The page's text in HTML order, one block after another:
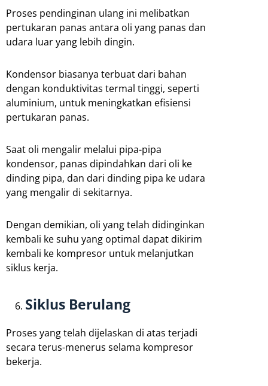
Proses pendinginan ulang ini melibatkan
pertukaran panas antara oli yang panas dan
udara luar yang lebih dingin.
Kondensor biasanya terbuat dari bahan
dengan konduktivitas termal tinggi, seperti
aluminium, untuk meningkatkan efisiensi
pertukaran panas.
Saat oli mengalir melalui pipa-pipa
kondensor, panas dipindahkan dari oli ke
dinding pipa, dan dari dinding pipa ke udara
yang mengalir di sekitarnya.
Dengan demikian, oli yang telah didinginkan
kembali ke suhu yang optimal dapat dikirim
kembali ke kompresor untuk melanjutkan
siklus kerja.
Siklus Berulang
Proses yang telah dijelaskan di atas terjadi
secara terus-menerus selama kompresor
bekerja.